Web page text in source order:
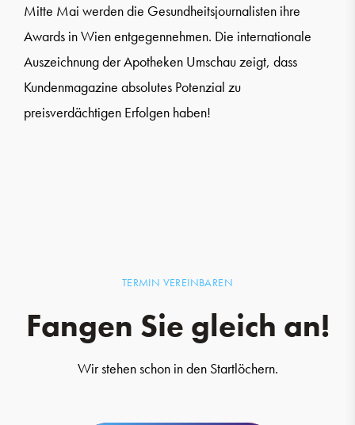
Mitte Mai werden die Gesundheitsjournalisten ihre
Awards in Wien entgegennehmen. Die internationale
Auszeichnung der Apotheken Umschau zeigt, dass
Kundenmagazine absolutes Potenzial zu
preisverdächtigen Erfolgen haben!
TERMIN VEREINBAREN
Fangen Sie gleich an!
Wir stehen schon in den Startlöchern.